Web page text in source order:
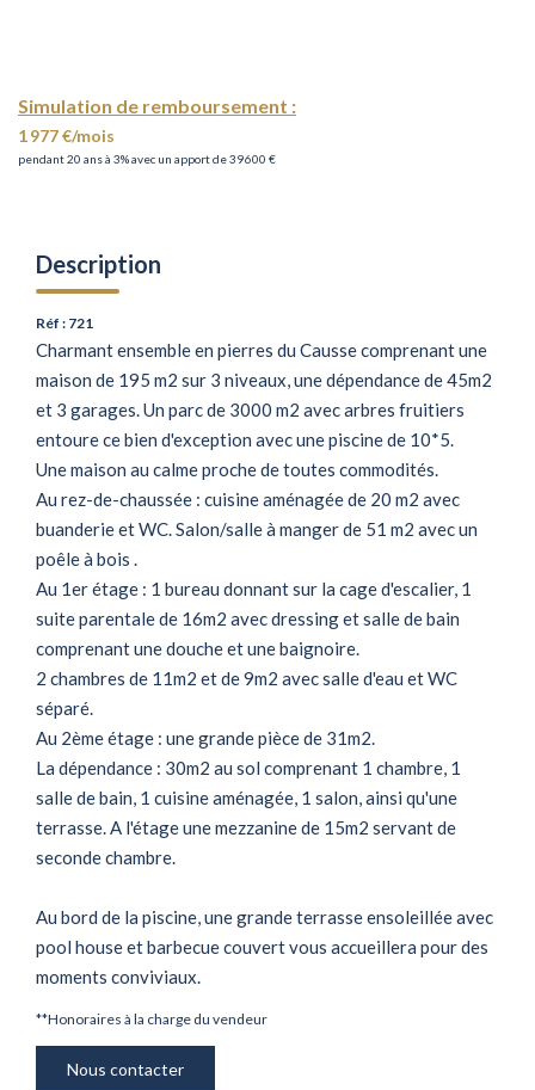
Simulation de remboursement :
1 977 €/mois
pendant 20 ans à 3% avec un apport de 39 600 €
Description
Réf : 721
Charmant ensemble en pierres du Causse comprenant une
maison de 195 m2 sur 3 niveaux, une dépendance de 45m2
et 3 garages. Un parc de 3000 m2 avec arbres fruitiers
entoure ce bien d'exception avec une piscine de 10*5.
Une maison au calme proche de toutes commodités.
Au rez-de-chaussée : cuisine aménagée de 20 m2 avec
buanderie et WC. Salon/salle à manger de 51 m2 avec un
poêle à bois .
Au 1er étage : 1 bureau donnant sur la cage d'escalier, 1
suite parentale de 16m2 avec dressing et salle de bain
comprenant une douche et une baignoire.
2 chambres de 11m2 et de 9m2 avec salle d'eau et WC
séparé.
Au 2ème étage : une grande pièce de 31m2.
La dépendance : 30m2 au sol comprenant 1 chambre, 1
salle de bain, 1 cuisine aménagée, 1 salon, ainsi qu'une
terrasse. A l'étage une mezzanine de 15m2 servant de
seconde chambre.
Au bord de la piscine, une grande terrasse ensoleillée avec
pool house et barbecue couvert vous accueillera pour des
moments conviviaux.
**Honoraires à la charge du vendeur
Nous contacter